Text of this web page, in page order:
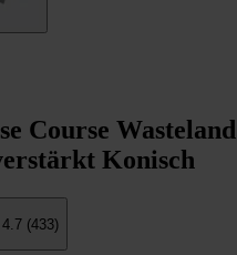
Course Wasteland
Konisch
4.7 (433)